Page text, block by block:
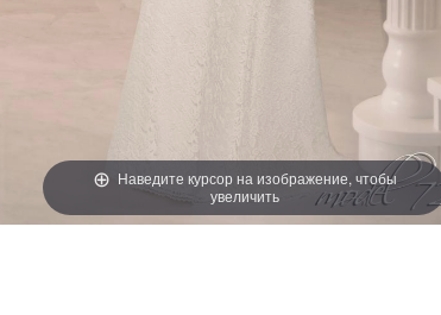
Наведите курсор на изображение, чтобы
увеличить